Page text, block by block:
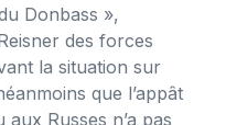
Donbass »,
des forces
la situation sur
que l’appât
Russes n’a pas